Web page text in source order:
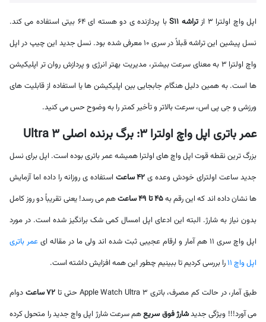
اپل واچ اولترا 3 از تراشه S11
با پردازنده ی دو هسته ای 64 بیتی استفاده می کند.
نسل پیشین این تراشه قبلاً در سری 10 معرفی شده بود. نسل جدید این چیپ در اپل
واچ اولترا 3 به معنای سرعت بیشتر، مدیریت بهتر انرژی و پردازش روان تر اپلیکیشن
ها است. به همین دلیل هنگام جابجایی بین اپلیکیشن ها یا استفاده از قابلیت های
ورزشی و جی پی اس، سرعت بالاتر و تأخیر کمتر را به وضوح حس می کنید.
عمر باتری اپل واچ اولترا 3: برگ برنده اصلی Ultra 3
بزرگ ترین نقطه قوت اپل واچ های اولترا همیشه عمر باتری بوده است. اپل برای نسل
جدید ساعت اولترای خودش وعده ی 42 ساعت
استفاده ی روزانه را داده اما آزمایش
ها نشان داده اند که این رقم به45 تا 49 ساعت
هم می رسد! یعنی تقریباً دو روز کامل
بدون نیاز به شارژ. البته این ادعای اپل امسال کمی شک برانگیز شده است. در مورد
اپل واچ سری 11 هم آمار و ارقام عجیبی ثبت شده اند ولی ما در مقاله ای
عمر باتری
اپل واچ 11
را بررسی کردیم تا ببینیم چطور این همه افزایش داشته است.
طبق آمار، در حالت کم مصرف، باتری Apple Watch Ultra 3 حتی تا 72 ساعت
دوام
می آورد!!! ویژگی جدیدشارژ فوق سریعهم سرعت شارژ اپل واچ جدید را متحول کرده